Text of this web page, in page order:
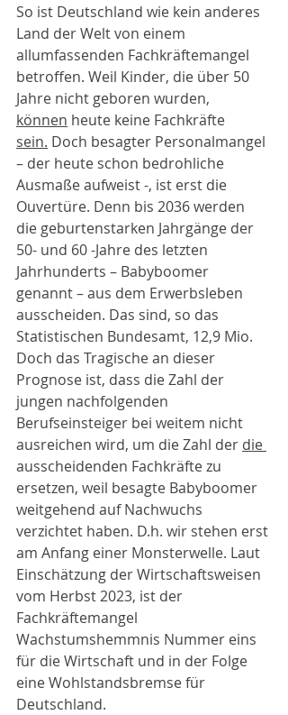
So ist Deutschland wie kein anderes
Land der Welt von einem
allumfassenden Fachkräftemangel
betroffen. Weil Kinder, die über 50
Jahre nicht geboren wurden,
können heute keine Fachkräfte
sein. Doch besagter Personalmangel
– der heute schon bedrohliche
Ausmaße aufweist -, ist erst die
Ouvertüre. Denn bis 2036 werden
die geburtenstarken Jahrgänge der
50- und 60 -Jahre des letzten
Jahrhunderts – Babyboomer
genannt – aus dem Erwerbsleben
ausscheiden. Das sind, so das
Statistischen Bundesamt, 12,9 Mio.
Doch das Tragische an dieser
Prognose ist, dass die Zahl der
jungen nachfolgenden
Berufseinsteiger bei weitem nicht
ausreichen wird, um die Zahl der die
ausscheidenden Fachkräfte zu
ersetzen, weil besagte Babyboomer
weitgehend auf Nachwuchs
verzichtet haben. D.h. wir stehen erst
am Anfang einer Monsterwelle. Laut
Einschätzung der Wirtschaftsweisen
vom Herbst 2023, ist der
Fachkräftemangel
Wachstumshemmnis Nummer eins
für die Wirtschaft und in der Folge
eine Wohlstandsbremse für
Deutschland.